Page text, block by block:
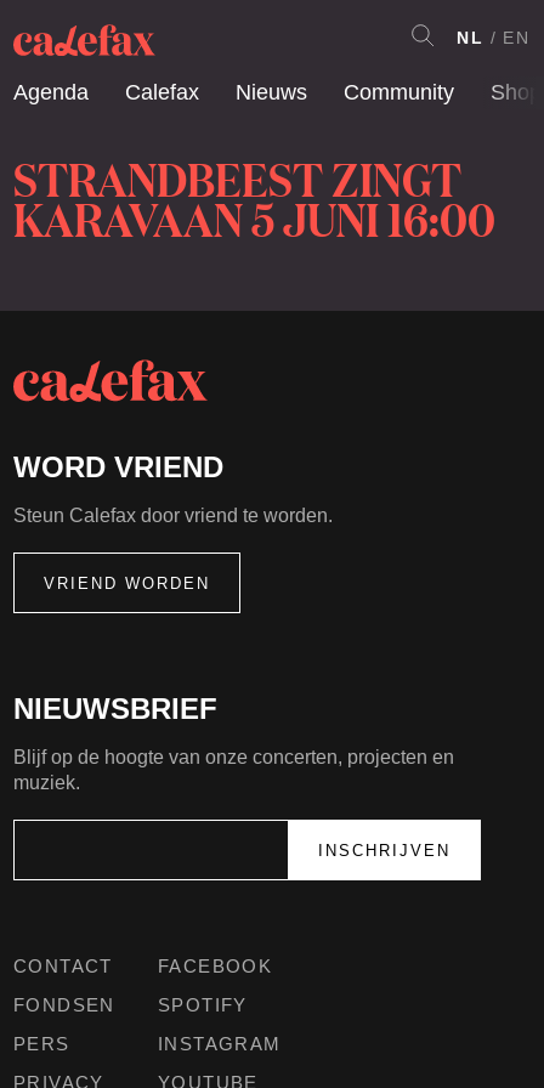
Agenda Calefax Nieuws Community Shop
NL EN
STRANDBEEST ZINGT
KARAVAAN 5 JUNI 16:00
CONTACT
FONDSEN
PERS
PRIVACY
FACEBOOK
SPOTIFY
INSTAGRAM
YOUTUBE
NIEUWSBRIEF
Blijf op de hoogte van onze concerten, projecten en
muziek.
WORD VRIEND
Steun Calefax door vriend te worden.
VRIEND WORDEN